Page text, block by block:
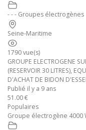
- - - Groupes électrogènes
Seine-Maritime
1790 vue(s)
GROUPE ELECTROGENE
(RESERVOIR 30 LITRES),
D'ACHAT DE BIDON
Publié il y a 9 ans
51.00 €
Populaires
Groupe électrogène 4000